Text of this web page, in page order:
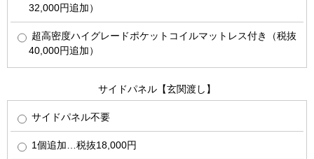
32,000円追加）
超高密度ハイグレードポケットコイルマットレス付き（税抜
40,000円追加）
サイドパネル【玄関渡し】
サイドパネル不要
1個追加…税抜18,000円